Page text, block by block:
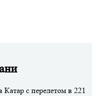
с перелетом в 221